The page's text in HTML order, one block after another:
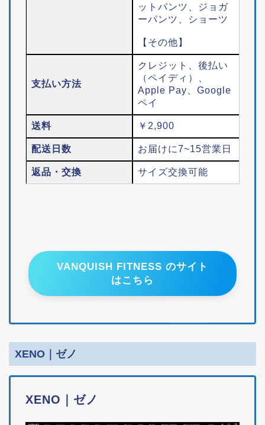
ットパンツ、ジョガ
ーパンツ、ショーツ
【その他】
支払い方法
クレジット、後払い
（ペイディ）、
Apple Pay、Google
ペイ
送料 ￥2,900
配送日数 お届けに7~15営業日
返品・交換 サイズ交換可能
VANQUISH FITNESS のサイト
はこちら
XENO｜ゼノ
XENO｜ゼノ